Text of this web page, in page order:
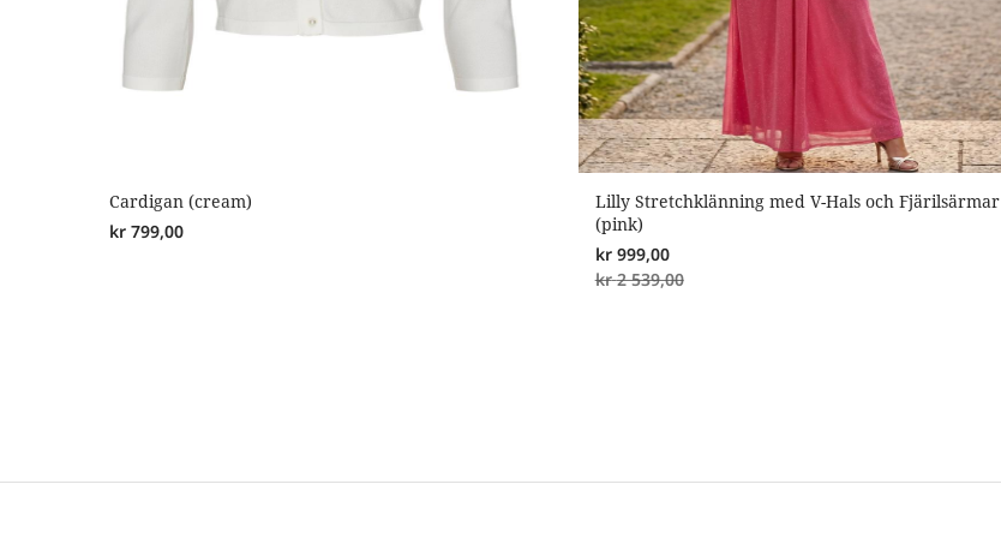
Cardigan (cream)
kr 799,00
Lilly Stretchklänning med V-Hals och Fjärilsärmar
(pink)
kr 999,00
kr 2 539,00